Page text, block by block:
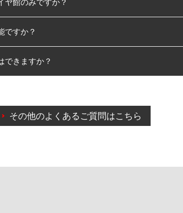
ヤ館のみですか？
す。
ですか？
できますか？
約のキャンセルをご希望の際は、直接ご予約いた
その他のよくあるご質問はこちら